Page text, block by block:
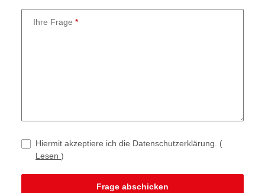
Ihre Frage
Hiermit akzeptiere ich die Datenschutzerklärung. (
Lesen )
Frage abschicken